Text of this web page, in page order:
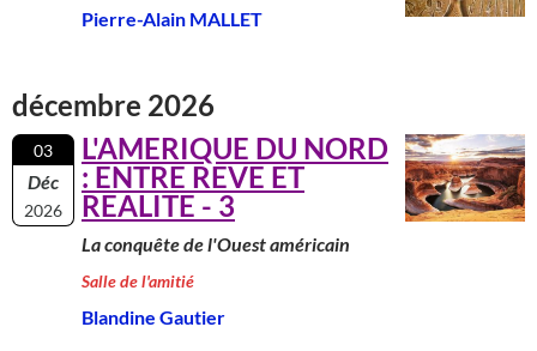
Pierre-Alain MALLET
décembre 2026
03
Déc
2026
L'AMERIQUE DU NORD
: ENTRE REVE ET
REALITE - 3
La conquête de l'Ouest américain
Salle de l'amitié
Blandine Gautier